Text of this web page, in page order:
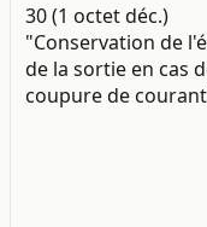
30 (1 octet déc.)
"Conservation de
de la sortie en cas
coupure de